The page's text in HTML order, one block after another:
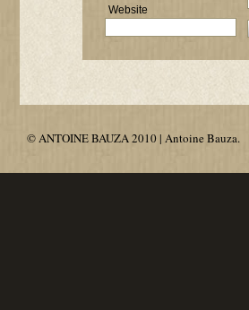
Website
© ANTOINE BAUZA 2010 | Antoine Bauza.